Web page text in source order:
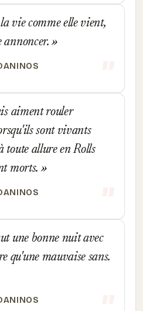
vie comme elle vient,
annoncer.
aiment rouler
sont vivants
toute allure en Rolls
morts.
une bonne nuit avec
qu'une mauvaise sans.